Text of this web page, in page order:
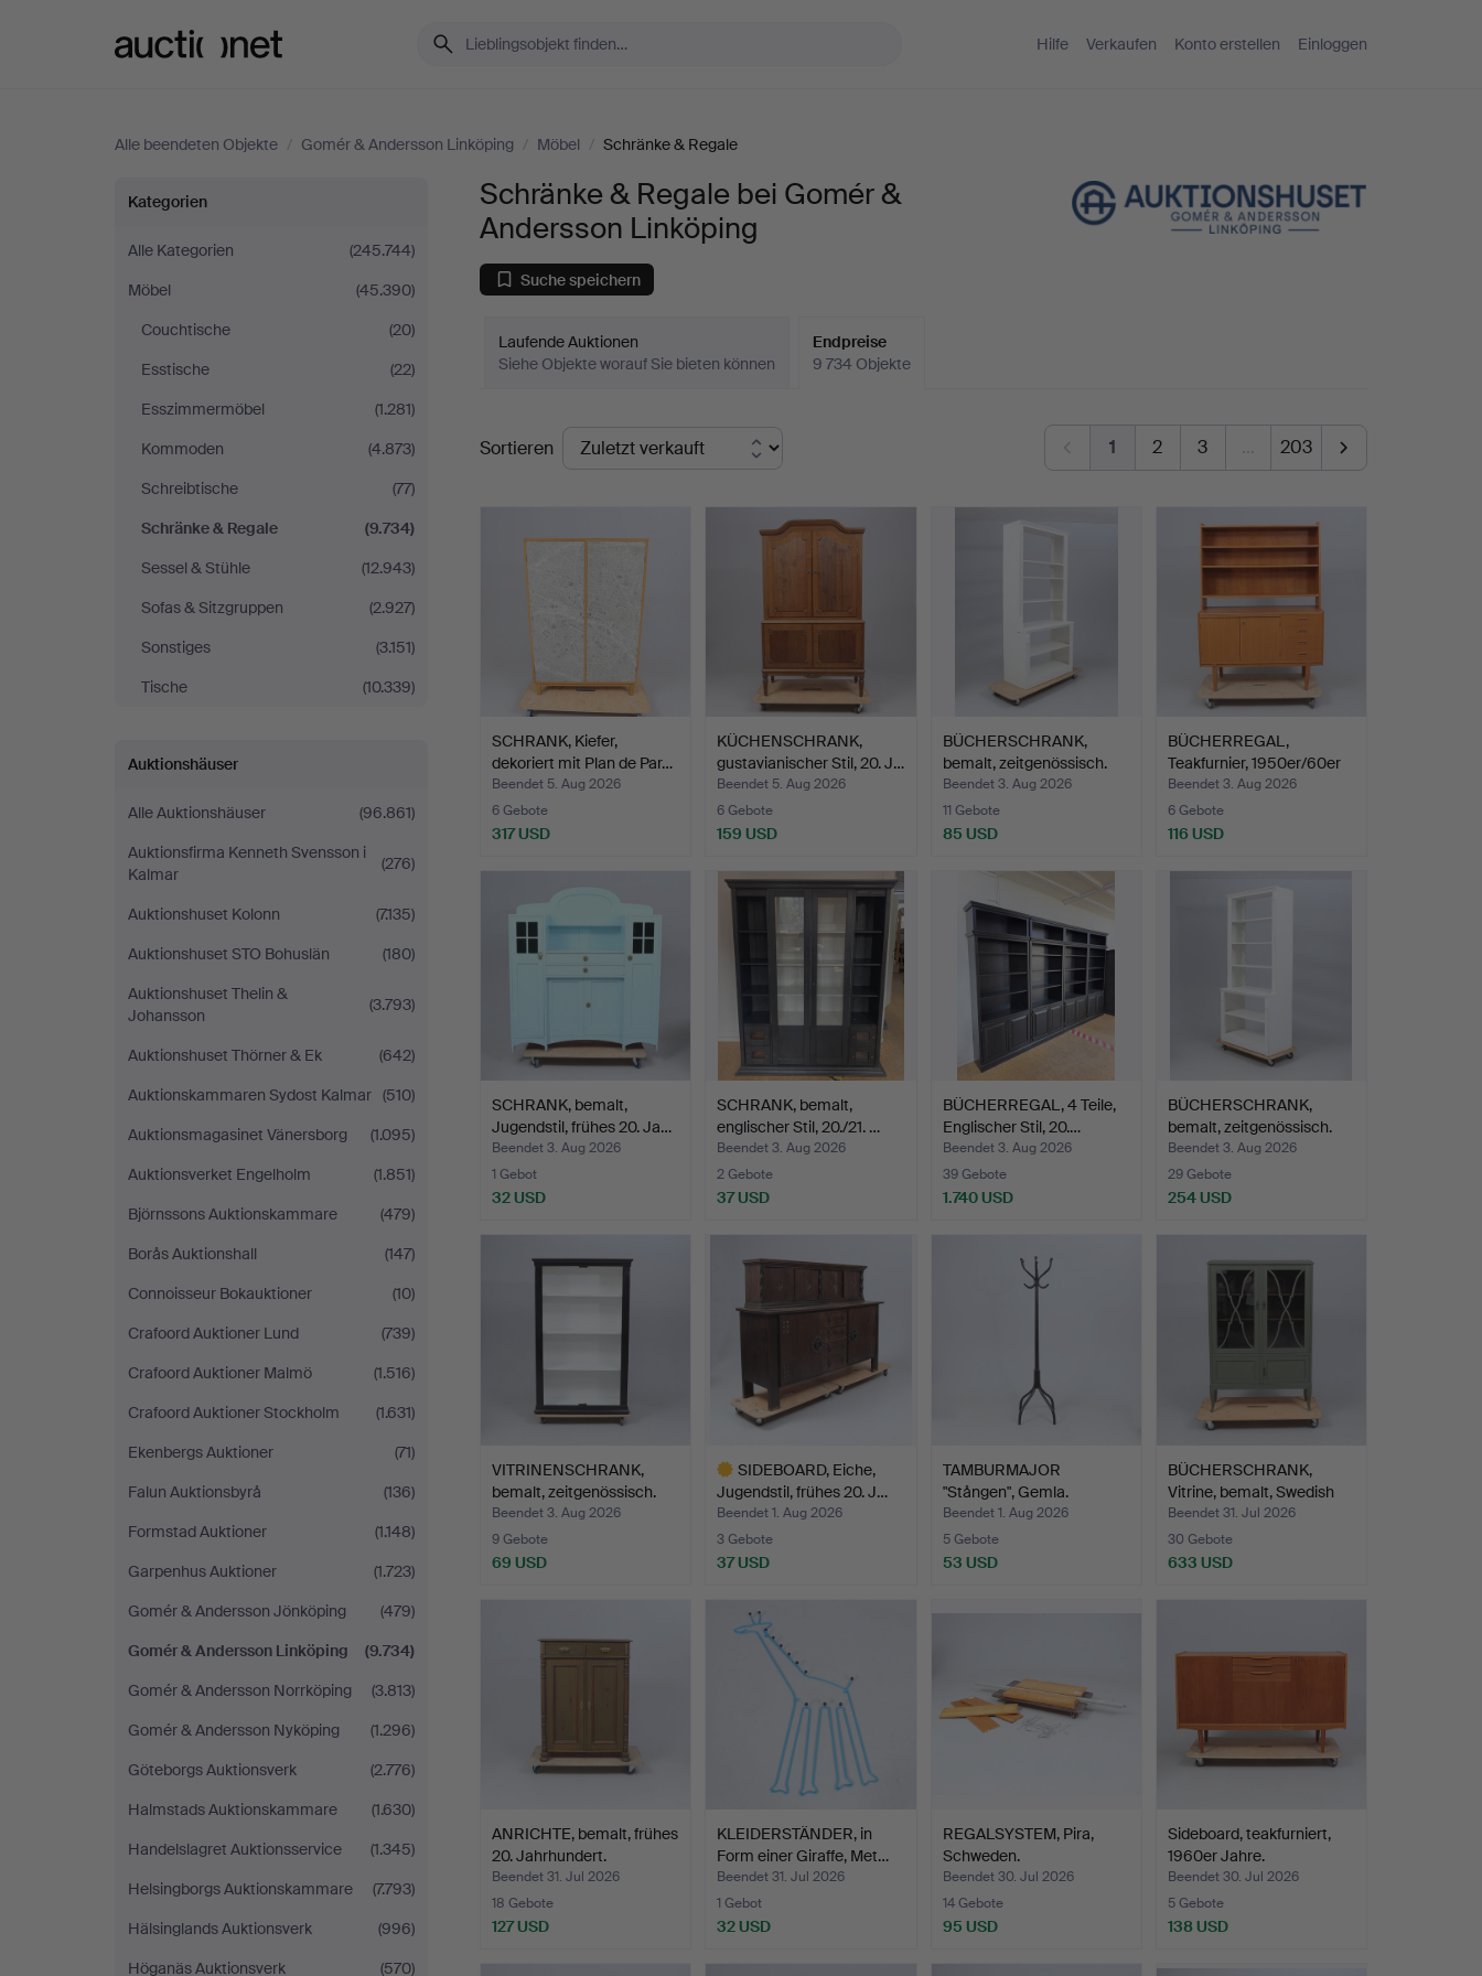
Hilfe Verkaufen Konto erstellen Einloggen
Alle beendeten Objekte / Gomér & Andersson Linköping / Möbel / Schränke & Regale
Schränke
&
Regale
bei
Gomér
Andersson
Linköping
Kategorien
Alle Kategorien
(245.744)
Möbel
(45.390)
Couchtische
(20)
Esstische
(22)
Esszimmermöbel
(1.281)
Kommoden
(4.873)
Schreibtische
(77)
Schränke & Regale
(9.734)
Sessel & Stühle
(12.943)
Sofas & Sitzgruppen
(2.927)
Sonstiges
(3.151)
Tische
(10.339)
Auktionshäuser
Alle Auktionshäuser
(96.861)
Auktionsfirma Kenneth Svensson i
Kalmar
(276)
Auktionshuset Kolonn
(7.135)
Auktionshuset STO Bohuslän
(180)
Auktionshuset Thelin &
Johansson
(3.793)
Auktionshuset Thörner & Ek
(642)
Auktionskammaren Sydost Kalmar (510)
Auktionsmagasinet Vänersborg
(1.095)
Auktionsverket Engelholm
(1.851)
Björnssons Auktionskammare
(479)
Borås Auktionshall
(147)
Connoisseur Bokauktioner
(10)
Crafoord Auktioner Lund
(739)
Crafoord Auktioner Malmö
(1.516)
Crafoord Auktioner Stockholm
(1.631)
Ekenbergs Auktioner
(71)
Falun Auktionsbyrå
(136)
Formstad Auktioner
(1.148)
Garpenhus Auktioner
(1.723)
Gomér & Andersson Jönköping
(479)
Gomér & Andersson Linköping
(9.734)
Gomér & Andersson Norrköping
(3.813)
Gomér & Andersson Nyköping
(1.296)
Göteborgs Auktionsverk
(2.776)
Halmstads Auktionskammare
(1.630)
Handelslagret Auktionsservice
(1.345)
Helsingborgs Auktionskammare
(7.793)
Hälsinglands Auktionsverk
(996)
Höganäs Auktionsverk
(570)
Schränke & Regale bei Gomér &
Andersson Linköping
Suche speichern
Laufende Auktionen
Siehe Objekte worauf Sie bieten können
Endpreise
9 734 Objekte
Endpreise
Sortieren 1 2 3 … 203
SCHRANK, Kiefer,
dekoriert mit Plan de Par…
Beendet 5. Aug 2026
6 Gebote
317 USD
KÜCHENSCHRANK,
gustavianischer Stil, 20. J…
Beendet 5. Aug 2026
6 Gebote
159 USD
BÜCHERSCHRANK,
bemalt, zeitgenössisch.
Beendet 3. Aug 2026
11 Gebote
85 USD
BÜCHERREGAL,
Teakfurnier, 1950er/60er
Jahr…
Beendet 3. Aug 2026
6 Gebote
116 USD
SCHRANK, bemalt,
Jugendstil, frühes 20. Ja…
Beendet 3. Aug 2026
1 Gebot
32 USD
SCHRANK, bemalt,
englischer Stil, 20./21. …
Beendet 3. Aug 2026
2 Gebote
37 USD
BÜCHERREGAL, 4 Teile,
Englischer Stil, 20.…
Beendet 3. Aug 2026
39 Gebote
1.740 USD
BÜCHERSCHRANK,
bemalt, zeitgenössisch.
Beendet 3. Aug 2026
29 Gebote
254 USD
VITRINENSCHRANK,
bemalt, zeitgenössisch.
Beendet 3. Aug 2026
9 Gebote
69 USD
SIDEBOARD, Eiche,
Jugendstil, frühes 20. J…
Beendet 1. Aug 2026
3 Gebote
37 USD
Objekt
TAMBURMAJOR
"Stången", Gemla.
Beendet 1. Aug 2026
5 Gebote
53 USD
BÜCHERSCHRANK,
Vitrine, bemalt, Swedish
Gr…
Beendet 31. Jul 2026
30 Gebote
633 USD
ANRICHTE, bemalt, frühes
20. Jahrhundert.
Beendet 31. Jul 2026
18 Gebote
127 USD
KLEIDERSTÄNDER, in
Form einer Giraffe, Met…
Beendet 31. Jul 2026
1 Gebot
32 USD
REGALSYSTEM, Pira,
Schweden.
Beendet 30. Jul 2026
14 Gebote
95 USD
Sideboard, teakfurniert,
1960er Jahre.
Beendet 30. Jul 2026
5 Gebote
138 USD